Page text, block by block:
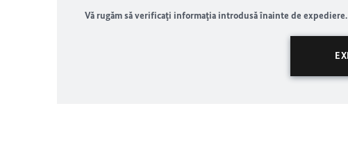
Vă rugăm să verificaţi informaţia introdusă înainte de expediere.